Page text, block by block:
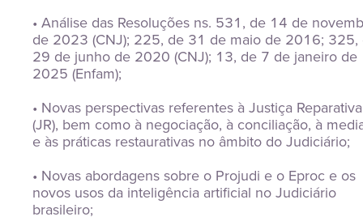
• Análise das Resoluções ns. 531, de 14 de
de 2023 (CNJ); 225, de 31 de maio de 2016; 325,
29 de junho de 2020 (CNJ); 13, de 7 de janeiro de
2025 (Enfam);
• Novas perspectivas referentes à Justiça Reparativa
(JR), bem como à negociação, à conciliação, à
e às práticas restaurativas no âmbito do Judiciário;
• Novas abordagens sobre o Projudi e o Eproc e os
novos usos da inteligência artificial no Judiciário
brasileiro;